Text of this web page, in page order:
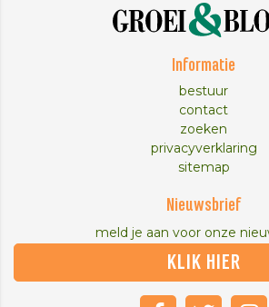
Informatie
bestuur
contact
zoeken
privacyverklaring
sitemap
Nieuwsbrief
meld je aan voor onze
KLIK HIER